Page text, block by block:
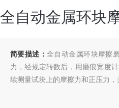
全自动金属环块
简要描述：全自动金属环块摩擦
力，经规定转数后，用磨痕宽度
续测量试块上的摩擦力和正压力，